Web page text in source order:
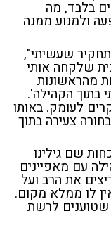
בלבד, מה
ולמנוע ממנה
2017 במהלך תחקיר שעשיתי",
שלקחה אותי
מהראשונות
בתוך הקהילה'.
לעומק. באותו
צעירה בתוך
שם גילינו
עם מאפיינים
את הרב ועל
לו ממלא מקום.
לרשת